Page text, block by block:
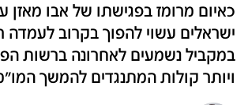
כאיום מרומז בפגישתו של אבו מאזן
ישראלים עשוי להפוך בקרוב
במקביל נשמעים לאחרונה ברשות
ויותר קולות המתנגדים להמשך